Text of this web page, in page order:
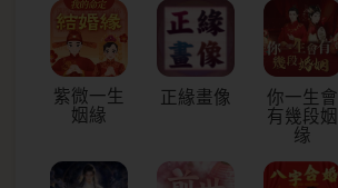
紫微一生
姻緣
正緣畫像
你一生會
有幾段姻
缘